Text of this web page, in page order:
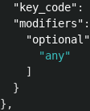
"key_code" :
"modifiers" :
"optional"
"any"
]
}
},